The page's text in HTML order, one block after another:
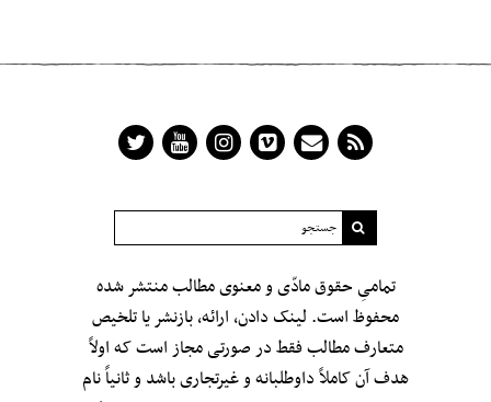
تمامیِ حقوق مادّی و معنوی مطالب منتشر شده
محفوظ است. لینک دادن، ارائه، بازنشر یا تلخیص
متعارف مطالب فقط در صورتی مجاز است که اولاً
هدف آن کاملاً داوطلبانه و غیرتجاری باشد و ثانیاً نام